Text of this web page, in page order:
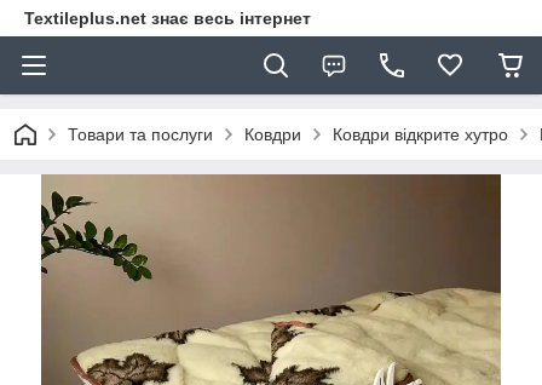
Textileplus.net знає весь інтернет
Товари та послуги Ковдри Ковдри відкрите хутро